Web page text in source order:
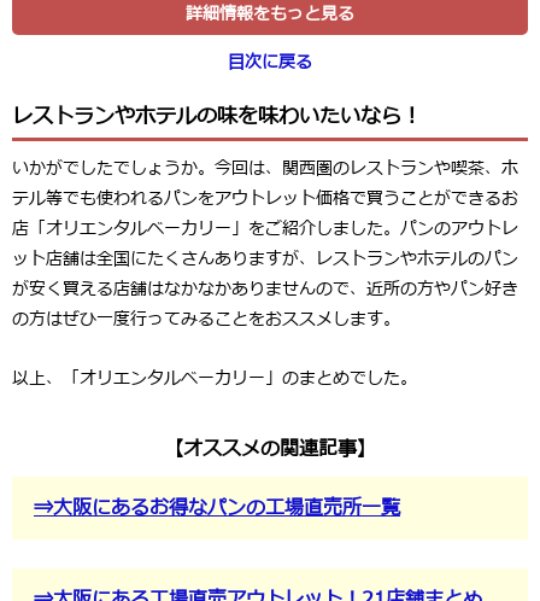
詳細情報をもっと見る
目次に戻る
レストランやホテルの味を味わいたいなら！
いかがでしたでしょうか。今回は、関西圏のレストランや喫茶、ホ
テル等でも使われるパンをアウトレット価格で買うことができるお
店「オリエンタルベーカリー」をご紹介しました。パンのアウトレ
ット店舗は全国にたくさんありますが、レストランやホテルのパン
が安く買える店舗はなかなかありませんので、近所の方やパン好き
の方はぜひ一度行ってみることをおススメします。
以上、「オリエンタルベーカリー」のまとめでした。
【オススメの関連記事】
⇒大阪にあるお得なパンの工場直売所一覧